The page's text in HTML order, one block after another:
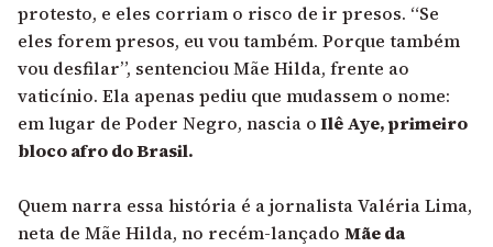
protesto, e eles corriam o risco de ir presos. “Se
eles forem presos, eu vou também. Porque também
vou desfilar”, sentenciou Mãe Hilda, frente ao
vaticínio. Ela apenas pediu que mudassem o nome:
em lugar de Poder Negro, nascia oIlê Aye, primeiro
bloco afro do Brasil.
Quem narra essa história é a jornalista Valéria Lima,
neta de Mãe Hilda, no recém-lançado Mãe da